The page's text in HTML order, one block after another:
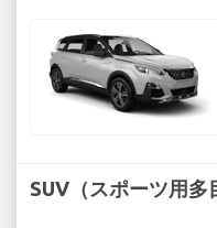
SUV（スポーツ用多